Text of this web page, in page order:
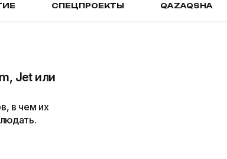
СПЕЦПРОЕКТЫ QAZAQSHA
Jet или
в чем их